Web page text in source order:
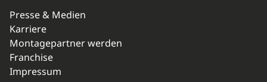
Presse & Medien
Karriere
Montagepartner werden
Franchise
Impressum